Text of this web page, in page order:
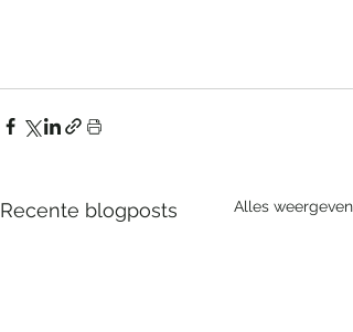
Recente blogposts Alles weergeven